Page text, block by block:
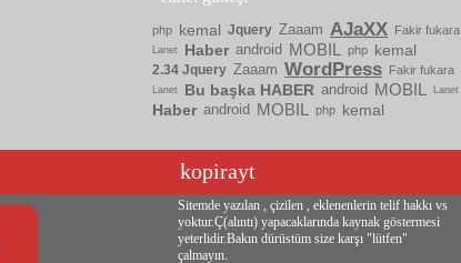
php kemal Jquery Zaaam AJaXX Fakir fukara
Lanet Haber android MOBIL php kemal
2.34 Jquery Zaaam WordPress Fakir fukara
Lanet Bu başka HABER android MOBIL Lanet
Haber android MOBIL php kemal
kopirayt
Sitemde yazılan , çizilen , eklenenlerin telif hakkı vs
yoktur.Ç(alıntı) yapacaklarında kaynak göstermesi
yeterlidir.Bakın dürüstüm size karşı "lütfen"
çalmayın.